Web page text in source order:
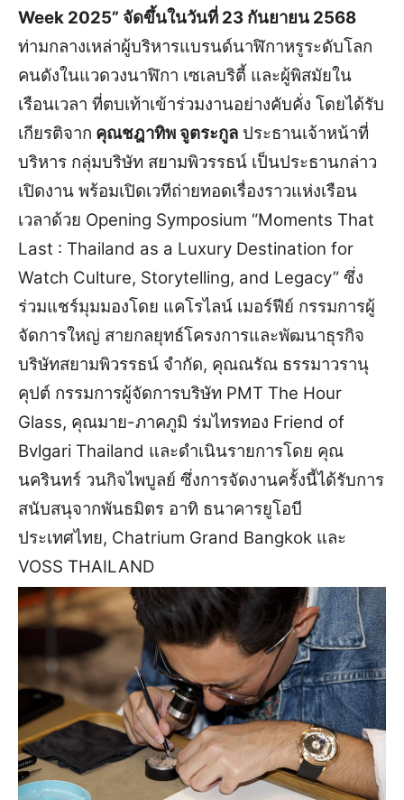
Week 2025” จัดขึ้นในวันที่ 23 กันยายน 2568
ท่ามกลางเหล่าผู้บริหารแบรนด์นาฬิกาหรูระดับโลก
คนดังในแวดวงนาฬิกา เซเลบริตี้ และผู้พิสมัยใน
เรือนเวลา ที่ตบเท้าเข้าร่วมงานอย่างคับคั่ง โดยได้รับ
เกียรติจาก คุณชฎาทิพ จูตระกูล ประธานเจ้าหน้าที่
บริหาร กลุ่มบริษัท สยามพิวรรธน์ เป็นประธานกล่าว
เปิดงาน พร้อมเปิดเวทีถ่ายทอดเรื่องราวแห่งเรือน
เวลาด้วย Opening Symposium “Moments That
Last : Thailand as a Luxury Destination for
Watch Culture, Storytelling, and Legacy” ซึ่ง
ร่วมแชร์มุมมองโดย แคโรไลน์ เมอร์ฟีย์ กรรมการผู้
จัดการใหญ่ สายกลยุทธ์โครงการและพัฒนาธุรกิจ
บริษัทสยามพิวรรธน์ จำกัด, คุณณรัณ ธรรมาวรานุ
คุปต์ กรรมการผู้จัดการบริษัท PMT The Hour
Glass, คุณมาย-ภาคภูมิ ร่มไทรทอง Friend of
Bvlgari Thailand และดำเนินรายการโดย คุณ
นครินทร์ วนกิจไพบูลย์ ซึ่งการจัดงานครั้งนี้ได้รับการ
สนับสนุจากพันธมิตร อาทิ ธนาคารยูโอบี
ประเทศไทย, Chatrium Grand Bangkok และ
VOSS THAILAND